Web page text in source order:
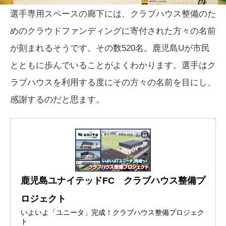
選手専用スペースの廊下には、クラブハウス整備のた
めのクラウドファンディングに寄付された方々の名前
が刻まれるそうです。その数520名。鹿児島Uが市民
とともに歩んでいることがよくわかります。選手はク
ラブハウスを利用する度にその方々の名前を目にし、
感謝するのだと思ます。
鹿児島ユナイテッドFC クラブハウス整備プ
ロジェクト
いよいよ「ユニータ」完成！クラブハウス整備プロジェク
ト